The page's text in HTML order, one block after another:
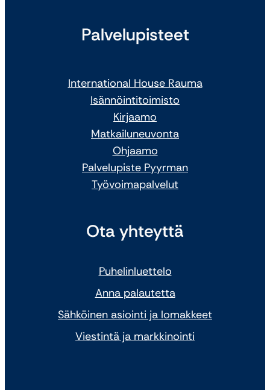
Palvelupisteet
International House Rauma
Isännöintitoimisto
Kirjaamo
Matkailuneuvonta
Ohjaamo
Palvelupiste Pyyrman
Työvoimapalvelut
Ota yhteyttä
Puhelinluettelo
Anna palautetta
Sähköinen asiointi ja lomakkeet
Viestintä ja markkinointi